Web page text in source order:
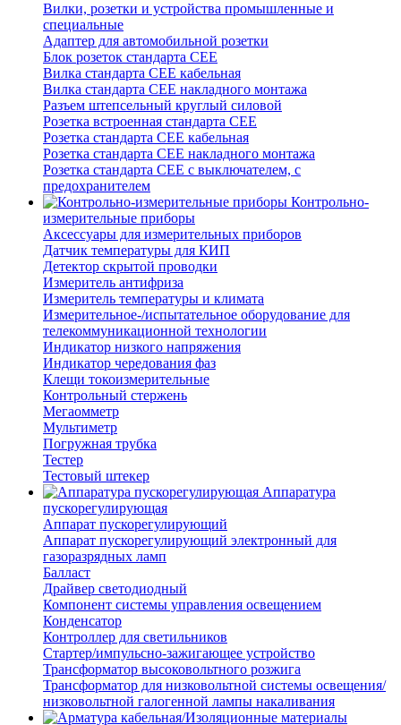
Вилки, розетки и устройства промышленные и
специальные
Адаптер для автомобильной розетки
Блок розеток стандарта CEE
Вилка стандарта CEE кабельная
Вилка стандарта CEE накладного монтажа
Разъем штепсельный круглый силовой
Розетка встроенная стандарта CEE
Розетка стандарта СЕЕ кабельная
Розетка стандарта СЕЕ накладного монтажа
Розетка стандарта СЕЕ с выключателем, с
предохранителем
Контрольно-
измерительные приборы
Аксессуары для измерительных приборов
Датчик температуры для КИП
Детектор скрытой проводки
Измеритель антифриза
Измеритель температуры и климата
Измерительное-/испытательное оборудование для
телекоммуникационной технологии
Индикатор низкого напряжения
Индикатор чередования фаз
Клещи токоизмерительные
Контрольный стержень
Мегаомметр
Мультиметр
Погружная трубка
Тестер
Тестовый штекер
Аппаратура
пускорегулирующая
Аппарат пускорегулирующий
Аппарат пускорегулирующий электронный для
газоразрядных ламп
Балласт
Драйвер светодиодный
Компонент системы управления освещением
Конденсатор
Контроллер для светильников
Стартер/импульсно-зажигающее устройство
Трансформатор высоковольтного розжига
Трансформатор для низковольтной системы освещения/
низковольтной галогенной лампы накаливания